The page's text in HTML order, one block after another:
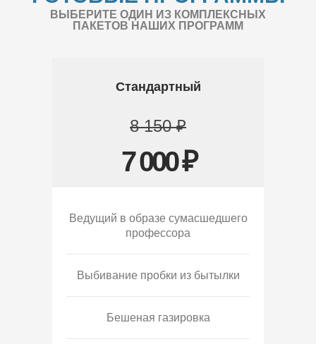
ВЫБЕРИТЕ ОДИН ИЗ КОМПЛЕКСНЫХ
ПАКЕТОВ НАШИХ ПРОГРАММ
Стандартный
8 150 ₽
7 000 ₽
Ведущий в образе сумасшедшего
профессора
Выбивание пробки из бытылки
Бешеная газировка